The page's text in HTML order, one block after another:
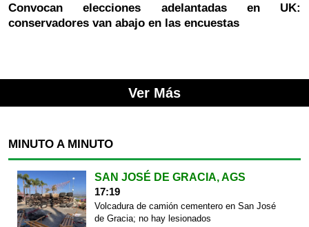
Convocan elecciones adelantadas en UK:
conservadores van abajo en las encuestas
Ver Más
MINUTO A MINUTO
SAN JOSÉ DE GRACIA, AGS
17:19
Volcadura de camión cementero en San José
de Gracia; no hay lesionados